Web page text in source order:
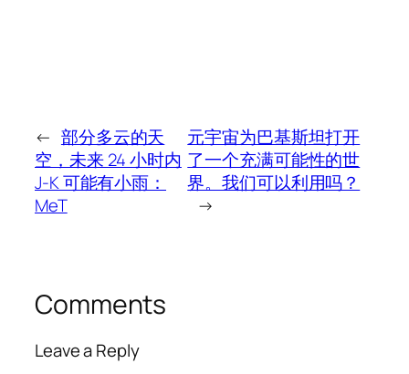
← 部分多云的天
空，未来 24 小时内
J-K 可能有小雨：
MeT
元宇宙为巴基斯坦打开
了一个充满可能性的世
界。我们可以利用吗？
→
Comments
Leave a Reply